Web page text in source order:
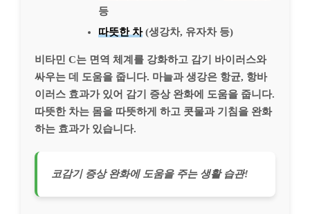
등
따뜻한 차(생강차, 유자차 등)
비타민 C는 면역 체계를 강화하고 감기 바이러스와
싸우는 데 도움을 줍니다. 마늘과 생강은 항균, 항바
이러스 효과가 있어 감기 증상 완화에 도움을 줍니다.
따뜻한 차는 몸을 따뜻하게 하고 콧물과 기침을 완화
하는 효과가 있습니다.
코감기 증상 완화에 도움을 주는 생활 습관!